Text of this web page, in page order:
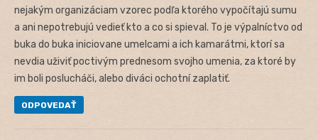
nejakým organizáciam vzorec podľa ktorého vypočítajú sumu
a ani nepotrebujú vedieť kto a co si spieval. To je výpalníctvo od
buka do buka iniciovane umelcami a ich kamarátmi, ktorí sa
nevdia uživiť poctivým prednesom svojho umenia, za ktoré by
im boli poslucháči, alebo diváci ochotní zaplatiť.
ODPOVEDAŤ